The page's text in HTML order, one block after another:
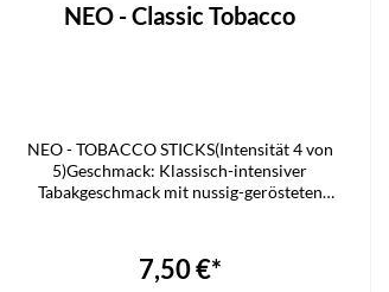
NEO - Classic Tobacco
NEO - TOBACCO STICKS(Intensität 4 von
5)Geschmack: Klassisch-intensiver
Tabakgeschmack mit nussig-gerösteten
7,50 €*